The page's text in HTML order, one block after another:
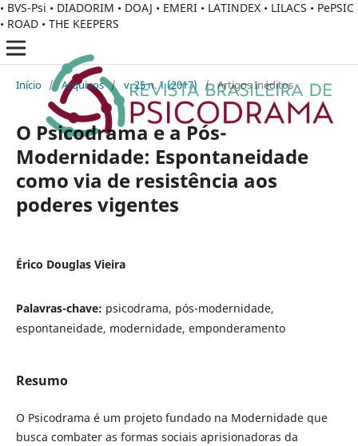
• BVS-Psi • DIADORIM • DOAJ • EMERI • LATINDEX • LILACS • PePSIC
• ROAD • THE KEEPERS
Início / Arquivos / v. 25 n. 1 (2017) / Artigos Inéditos
O Psicodrama e a Pós-
Modernidade: Espontaneidade
como via de resistência aos
poderes vigentes
Érico Douglas Vieira
Palavras-chave: psicodrama, pós-modernidade,
espontaneidade, modernidade, emponderamento
Resumo
O Psicodrama é um projeto fundado na Modernidade que
busca combater as formas sociais aprisionadoras da